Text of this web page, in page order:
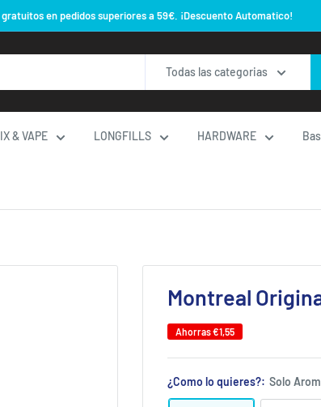
gratuitos en pedidos superiores a 59€. ¡Descuento Automatico!
Todas las categorias
& VAPE LONGFILLS HARDWARE
Montreal
Ahorras€1,55
¿Como lo quieres?: Solo